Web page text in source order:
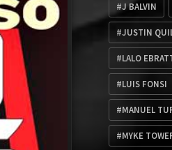
J BALVIN
JUSTIN
LALO
LUIS FONSI
MANUEL
MYKE